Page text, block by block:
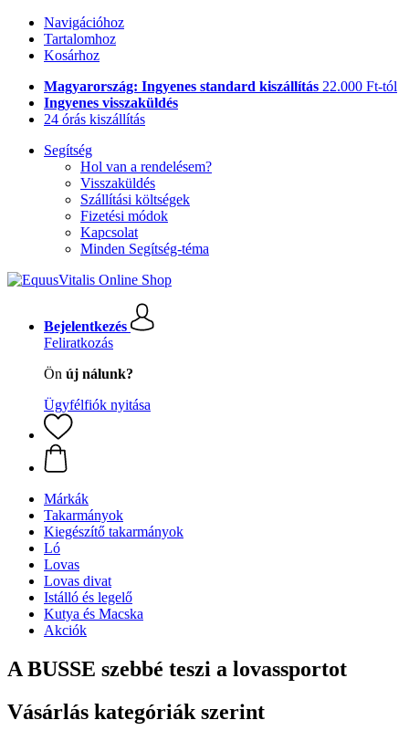
Navigációhoz
Tartalomhoz
Kosárhoz
Magyarország: Ingyenes standard kiszállítás 22.000 Ft-tól
Ingyenes visszaküldés
24 órás kiszállítás
Segítség
Hol van a rendelésem?
Visszaküldés
Szállítási költségek
Fizetési módok
Kapcsolat
Minden Segítség-téma
Bejelentkezés
Feliratkozás
Ön új nálunk?
Ügyfélfiók nyitása
Márkák
Takarmányok
Kiegészítő takarmányok
Ló
Lovas
Lovas divat
Istálló és legelő
Kutya és Macska
Akciók
A BUSSE szebbé teszi a lovassportot
Vásárlás kategóriák szerint